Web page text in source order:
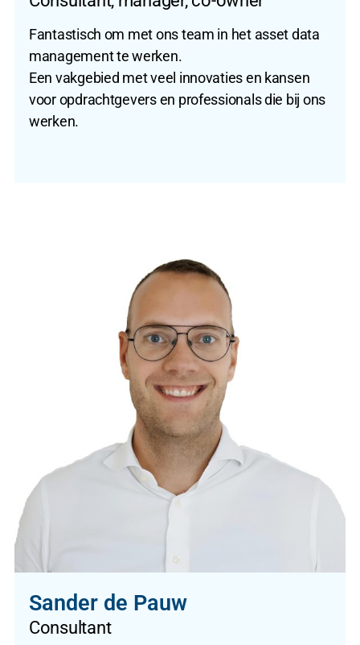
Fantastisch om met ons team in het asset data
management te werken.
Een vakgebied met veel innovaties en kansen
voor opdrachtgevers en professionals die bij ons
werken.
Sander de Pauw
Consultant